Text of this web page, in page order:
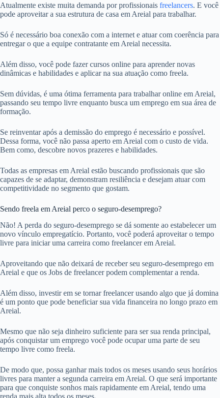
Atualmente existe muita demanda por profissionais freelancers. E você
pode aproveitar a sua estrutura de casa em Areial para trabalhar.
Só é necessário boa conexão com a internet e atuar com coerência para
entregar o que a equipe contratante em Areial necessita.
Além disso, você pode fazer cursos online para aprender novas
dinâmicas e habilidades e aplicar na sua atuação como freela.
Sem dúvidas, é uma ótima ferramenta para trabalhar online em Areial,
passando seu tempo livre enquanto busca um emprego em sua área de
formação.
Se reinventar após a demissão do emprego é necessário e possível.
Dessa forma, você não passa aperto em Areial com o custo de vida.
Bem como, descobre novos prazeres e habilidades.
Todas as empresas em Areial estão buscando profissionais que são
capazes de se adaptar, demonstram resiliência e desejam atuar com
competitividade no segmento que gostam.
Sendo freela em Areial perco o seguro-desemprego?
Não! A perda do seguro-desemprego se dá somente ao estabelecer um
novo vínculo empregatício. Portanto, você poderá aproveitar o tempo
livre para iniciar uma carreira como freelancer em Areial.
Aproveitando que não deixará de receber seu seguro-desemprego em
Areial e que os Jobs de freelancer podem complementar a renda.
Além disso, investir em se tornar freelancer usando algo que já domina
é um ponto que pode beneficiar sua vida financeira no longo prazo em
Areial.
Mesmo que não seja dinheiro suficiente para ser sua renda principal,
após conquistar um emprego você pode ocupar uma parte de seu
tempo livre como freela.
De modo que, possa ganhar mais todos os meses usando seus horários
livres para manter a segunda carreira em Areial. O que será importante
para que conquiste sonhos mais rapidamente em Areial, tendo uma
renda mais alta todos os meses.